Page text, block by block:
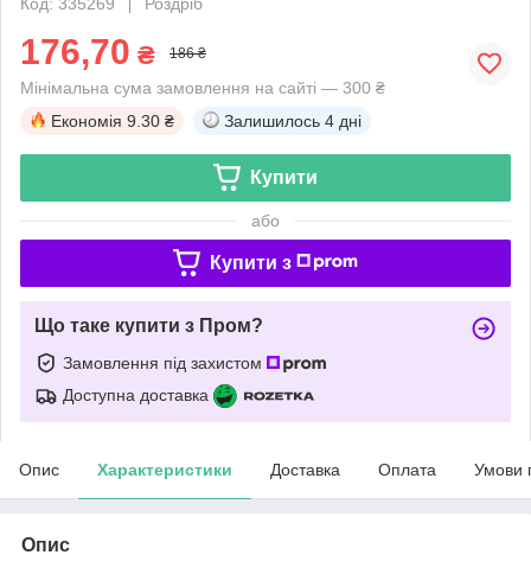
176,70 ₴ 186 ₴
Мінімальна сума замовлення на сайті — 300 ₴
Економія 9.30 ₴ Залишилось 4 дні
Купити
або
Купити з
Що таке купити з Пром?
Замовлення під захистом
Доступна доставка
Опис Характеристики Доставка Оплата Умови
Опис